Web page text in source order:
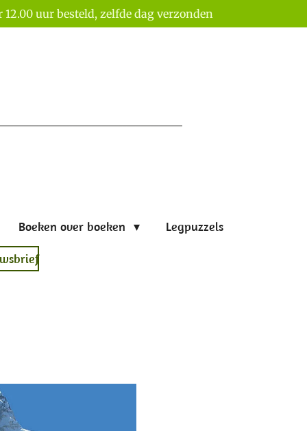
12.00 uur besteld, zelfde dag verzonden
Boeken over boeken Legpuzzels